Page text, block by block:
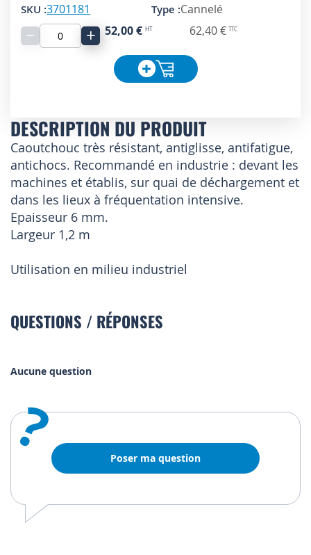
3701181 Cannelé
− + 52,00 € 62,40 €
DESCRIPTION DU PRODUIT
Caoutchouc très résistant, antiglisse, antifatigue,
antichocs. Recommandé en industrie : devant les
machines et établis, sur quai de déchargement et
dans les lieux à fréquentation intensive.
Epaisseur 6 mm.
Largeur 1,2 m
Utilisation en milieu industriel
QUESTIONS / RÉPONSES
Aucune question
? Poser ma question